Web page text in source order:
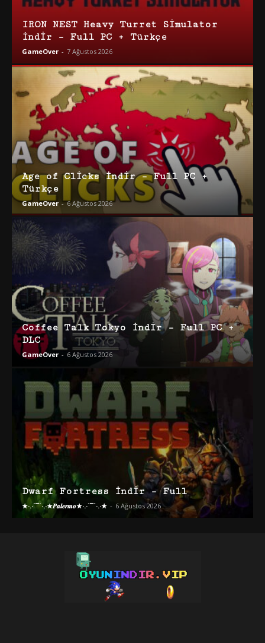
IRON NEST Heavy Turret Simulator
İndir – Full PC + Türkçe
GameOver - 7 Ağustos 2026
Age of Clicks İndir – Full PC +
Türkçe
GameOver - 6 Ağustos 2026
Coffee Talk Tokyo İndir – Full PC +
DLC
GameOver - 6 Ağustos 2026
Dwarf Fortress İndir – Full
★·.·´¯`·.·★𝑷𝒂𝒍𝒆𝒓𝒎𝒐★·.·´¯`·.·★ - 6 Ağustos 2026